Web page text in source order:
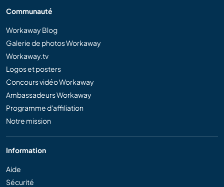
Communauté
Workaway Blog
Galerie de photos Workaway
Workaway.tv
Logos et posters
Concours vidéo Workaway
Ambassadeurs Workaway
Programme d'affiliation
Notre mission
Information
Aide
Sécurité